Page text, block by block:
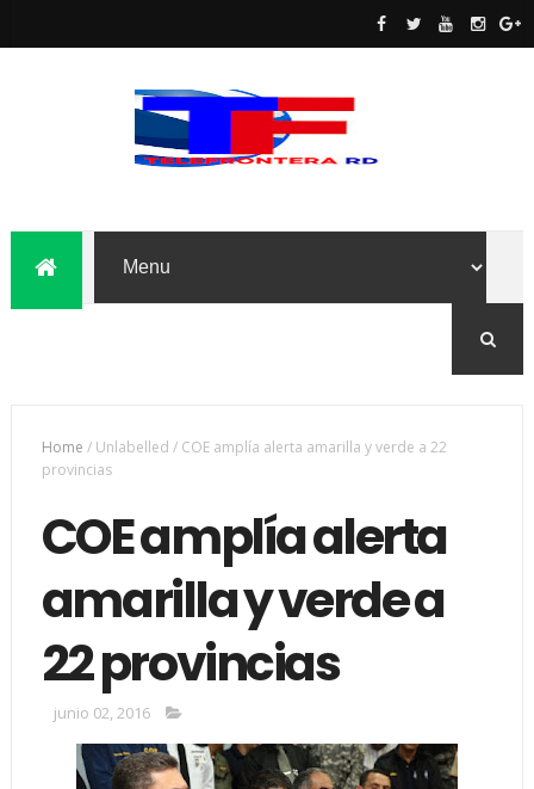
Home /Unlabelled / COE amplía alerta amarilla y verde a 22
provincias
COE amplía alerta
amarilla y verde a
22 provincias
junio 02, 2016